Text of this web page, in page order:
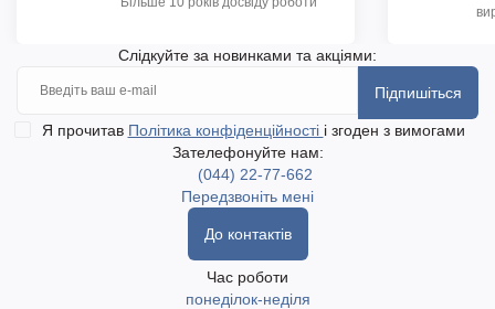
Слідкуйте за новинками та акціями:
Підпишіться
Я прочитав Політика конфіденційності і згоден з вимогами
Зателефонуйте нам:
(044) 22-77-662
Передзвоніть мені
До контактів
Час роботи
понеділок-неділя